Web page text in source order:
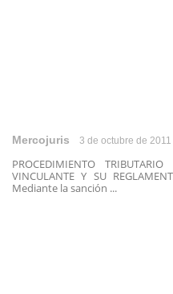
Mercojuris 3 de octubre de 2011
PROCEDIMIENTO
VINCULANTE Y SU
Mediante la sanción ...